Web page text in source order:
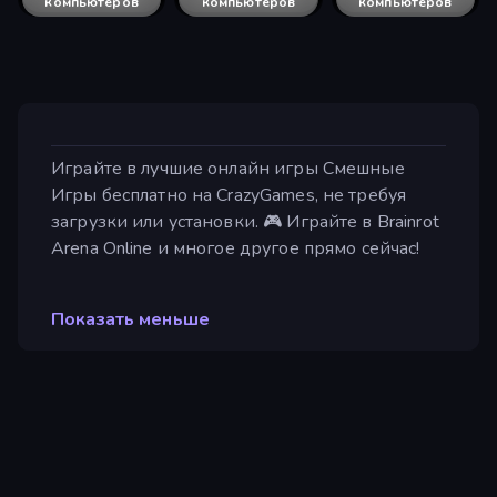
Играйте в лучшие онлайн игры Смешные
Игры бесплатно на CrazyGames, не требуя
загрузки или установки. 🎮 Играйте в Brainrot
Arena Online и многое другое прямо сейчас!
Показать меньше